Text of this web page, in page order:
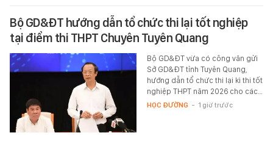
Bộ GD&ĐT hướng dẫn tổ chức thi lại tốt nghiệp
tại điểm thi THPT Chuyên Tuyên Quang
Bộ GD&ĐT vừa có công văn gửi
Sở GD&ĐT tỉnh Tuyên Quang,
hướng dẫn tổ chức thi lại kì thi tốt
nghiệp THPT năm 2026 cho các…
HỌC ĐƯỜNG - 1 giờ trước